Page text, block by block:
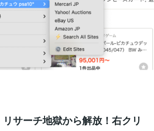
リサーチ地獄から解放！右クリ